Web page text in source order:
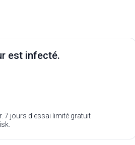
est infecté.
7 jours d’essai limité gratuit